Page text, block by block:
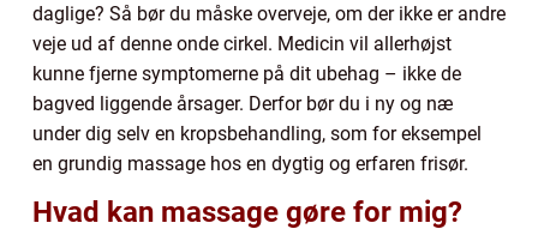
daglige? Så bør du måske overveje, om der ikke er andre
veje ud af denne onde cirkel. Medicin vil allerhøjst
kunne fjerne symptomerne på dit ubehag – ikke de
bagved liggende årsager. Derfor bør du i ny og næ
under dig selv en kropsbehandling, som for eksempel
en grundig massage hos en dygtig og erfaren frisør.
Hvad kan massage gøre for mig?